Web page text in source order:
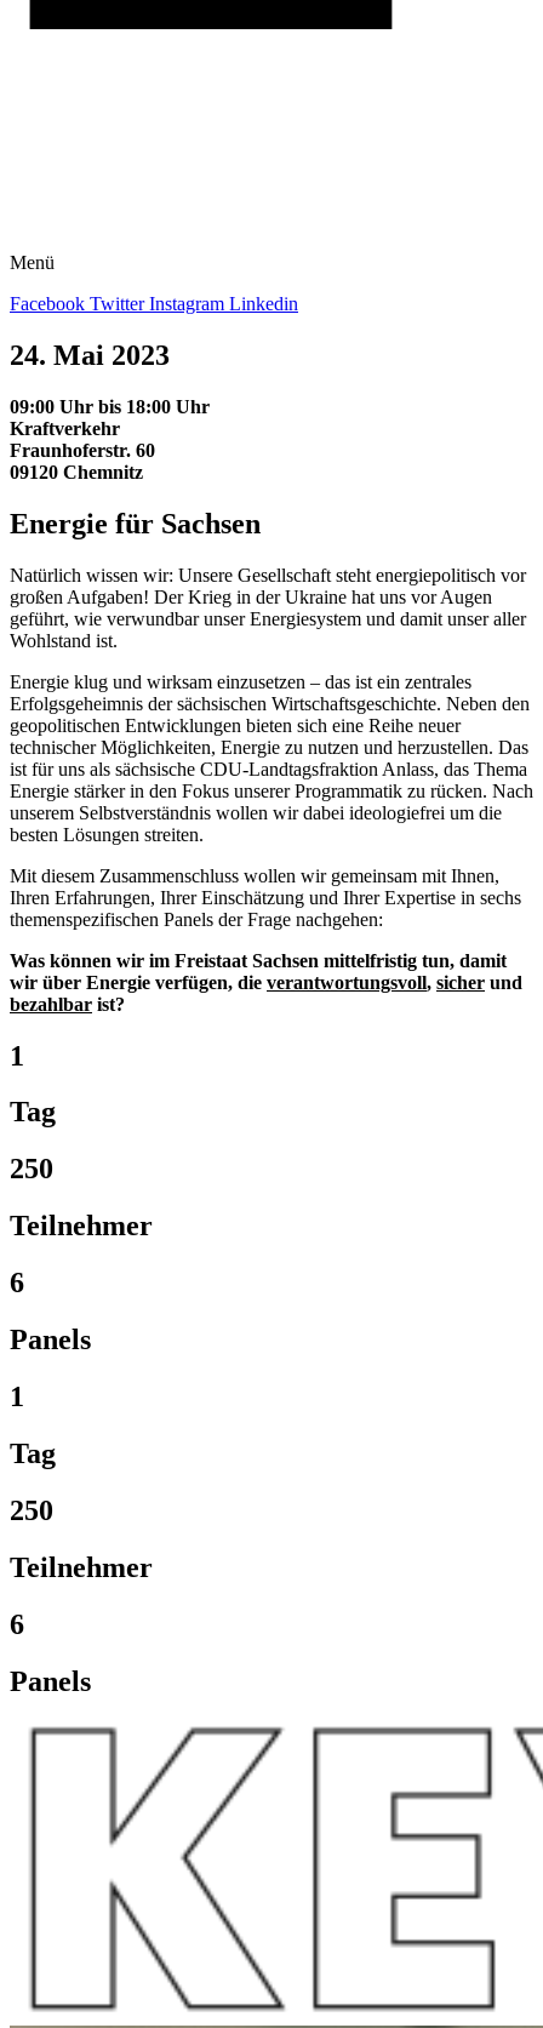
Menü
Facebook Twitter Instagram Linkedin
24. Mai 2023
09:00 Uhr bis 18:00 Uhr
Kraftverkehr
Fraunhoferstr. 60
09120 Chemnitz
Energie für Sachsen
Natürlich wissen wir: Unsere Gesellschaft steht energiepolitisch vor
großen Aufgaben! Der Krieg in der Ukraine hat uns vor Augen
geführt, wie verwundbar unser Energiesystem und damit unser aller
Wohlstand ist.
Energie klug und wirksam einzusetzen – das ist ein zentrales
Erfolgsgeheimnis der sächsischen Wirtschaftsgeschichte. Neben den
geopolitischen Entwicklungen bieten sich eine Reihe neuer
technischer Möglichkeiten, Energie zu nutzen und herzustellen. Das
ist für uns als sächsische CDU-Landtagsfraktion Anlass, das Thema
Energie stärker in den Fokus unserer Programmatik zu rücken. Nach
unserem Selbstverständnis wollen wir dabei ideologiefrei um die
besten Lösungen streiten.
Mit diesem Zusammenschluss wollen wir gemeinsam mit Ihnen,
Ihren Erfahrungen, Ihrer Einschätzung und Ihrer Expertise in sechs
themenspezifischen Panels der Frage nachgehen:
Was können wir im Freistaat Sachsen mittelfristig tun, damit
wir über Energie verfügen, die verantwortungsvoll, sicher und
bezahlbar ist?
1
Tag
250
Teilnehmer
6
Panels
1
Tag
250
Teilnehmer
6
Panels